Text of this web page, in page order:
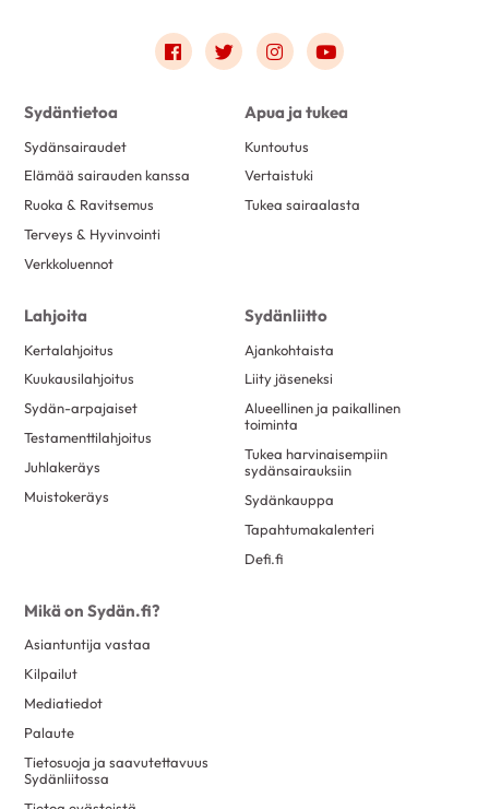
Link to facebook
Link to twitter
Link to instagram
Link to youtube
Sydäntietoa
Sydänsairaudet
Elämää sairauden kanssa
Ruoka & Ravitsemus
Terveys & Hyvinvointi
Verkkoluennot
Apua ja tukea
Kuntoutus
Vertaistuki
Tukea sairaalasta
Lahjoita
Kertalahjoitus
Kuukausilahjoitus
Sydän-arpajaiset
Testamenttilahjoitus
Juhlakeräys
Muistokeräys
Sydänliitto
Ajankohtaista
Liity jäseneksi
Alueellinen ja paikallinen
toiminta
Tukea harvinaisempiin
sydänsairauksiin
Sydänkauppa
Tapahtumakalenteri
Defi.fi
Mikä on Sydän.fi?
Asiantuntija vastaa
Kilpailut
Mediatiedot
Palaute
Tietosuoja ja saavutettavuus
Sydänliitossa